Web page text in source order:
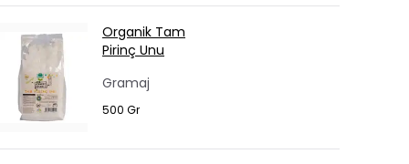
Organik Tam
Pirinç Unu
Gramaj
500 Gr